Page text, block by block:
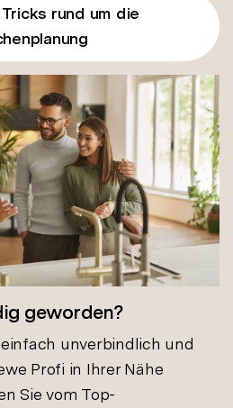
rund um die
geworden?
unverbindlich und
Profi in Ihrer Nähe
Sie vom Top-